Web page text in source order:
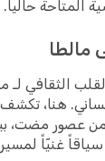
المتاحة حالياً.
مالطا
الثقافي لـ
هنا، تكشف
عصور مضت،
غنيّاً